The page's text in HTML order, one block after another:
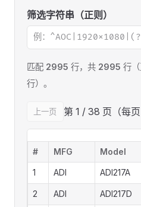
ID
筛选字符串（正则）
匹配 2995 行，共 2995 行
行）。
上一页 第 1 / 38 页（每页
# MFG Model
1 ADI ADI217A
2 ADI ADI217D